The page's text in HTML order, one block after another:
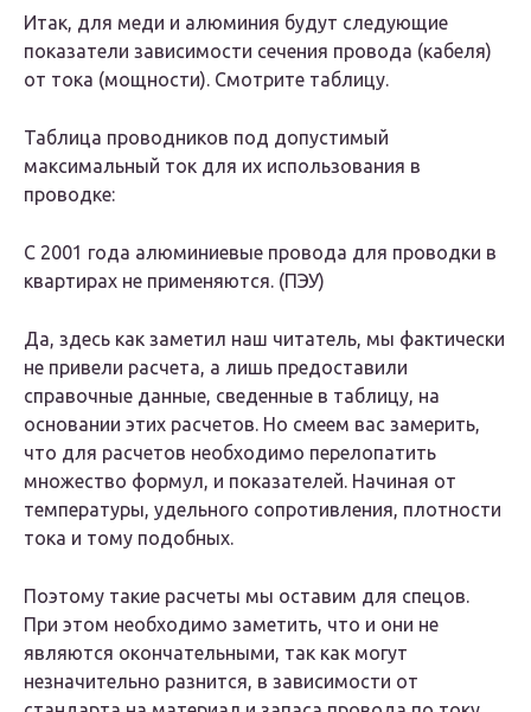
Итак, для меди и алюминия будут следующие
показатели зависимости сечения провода (кабеля)
от тока (мощности). Смотрите таблицу.
Таблица проводников под допустимый
максимальный ток для их использования в
проводке:
С 2001 года алюминиевые провода для проводки в
квартирах не применяются. (ПЭУ)
Да, здесь как заметил наш читатель, мы фактически
не привели расчета, а лишь предоставили
справочные данные, сведенные в таблицу, на
основании этих расчетов. Но смеем вас замерить,
что для расчетов необходимо перелопатить
множество формул, и показателей. Начиная от
температуры, удельного сопротивления, плотности
тока и тому подобных.
Поэтому такие расчеты мы оставим для спецов.
При этом необходимо заметить, что и они не
являются окончательными, так как могут
незначительно разнится, в зависимости от